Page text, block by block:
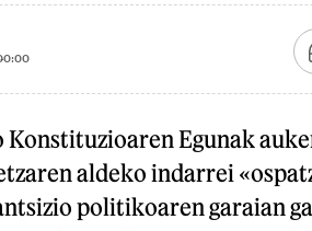
Egunak
aldeko indarrei
politikoaren garaian